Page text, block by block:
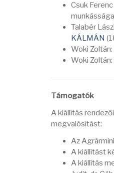
Csuk
Talabér
KÁLMÁN
Woki
Woki
Támogatók
A kiállítás
megvalósítást:
Az
A kiállítást
A kiállítás